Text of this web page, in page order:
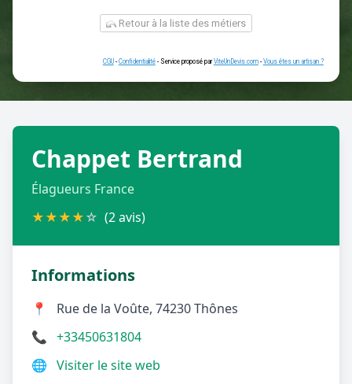
ou
Retour à la liste des métiers
CGU -
Chappet Bertrand
Élagueurs France
★★★★☆ (2 avis)
Informations
📍
Rue de la Voûte, 74230 Thônes
📞 +33450631804
🌐 Visiter le site web